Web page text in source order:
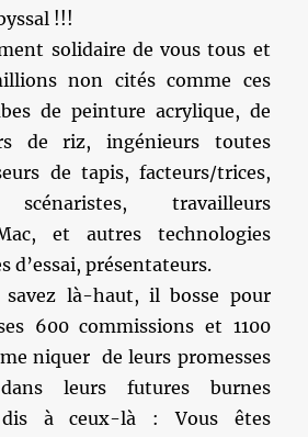
!!!
solidaire de vous tous et
non cités comme ces
de peinture acrylique, de
de riz, ingénieurs toutes
de tapis, facteurs/trices,
scénaristes, travailleurs
et autres technologies
d’essai, présentateurs.
savez là-haut, il bosse pour
600 commissions et 1100
niquer de leurs promesses
dans leurs futures burnes
dis à ceux-là : Vous êtes